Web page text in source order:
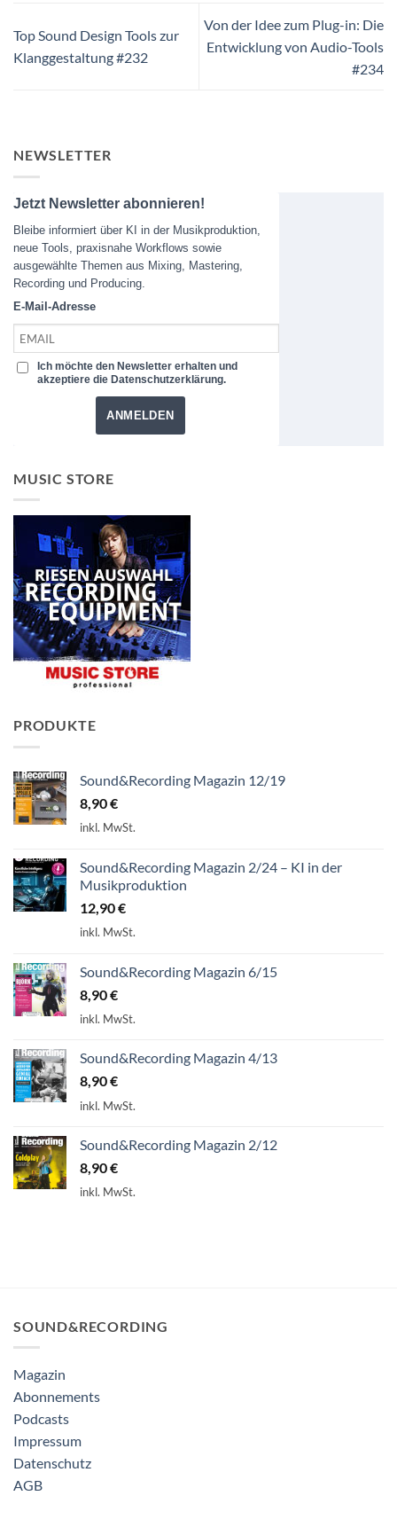
Top Sound Design Tools zur
Klanggestaltung #232
Von der Idee zum Plug-in: Die
Entwicklung von Audio-Tools
#234
NEWSLETTER
Jetzt Newsletter abonnieren!
Bleibe informiert über KI in der Musikproduktion,
neue Tools, praxisnahe Workflows sowie
ausgewählte Themen aus Mixing, Mastering,
Recording und Producing.
E-Mail-Adresse
Ich möchte den Newsletter erhalten und
akzeptiere die Datenschutzerklärung.
ANMELDEN
MUSIC STORE
PRODUKTE
Sound&Recording Magazin 12/19
8,90€
inkl. MwSt.
Sound&Recording Magazin 2/24 – KI in der
Musikproduktion
12,90€
inkl. MwSt.
Sound&Recording Magazin 6/15
8,90€
inkl. MwSt.
Sound&Recording Magazin 4/13
8,90€
inkl. MwSt.
Sound&Recording Magazin 2/12
8,90€
inkl. MwSt.
SOUND&RECORDING
Magazin
Abonnements
Podcasts
Impressum
Datenschutz
AGB